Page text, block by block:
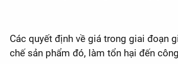
Các quyết định về giá trong giai đoạn
chế sản phẩm đó, làm tổn hại đến